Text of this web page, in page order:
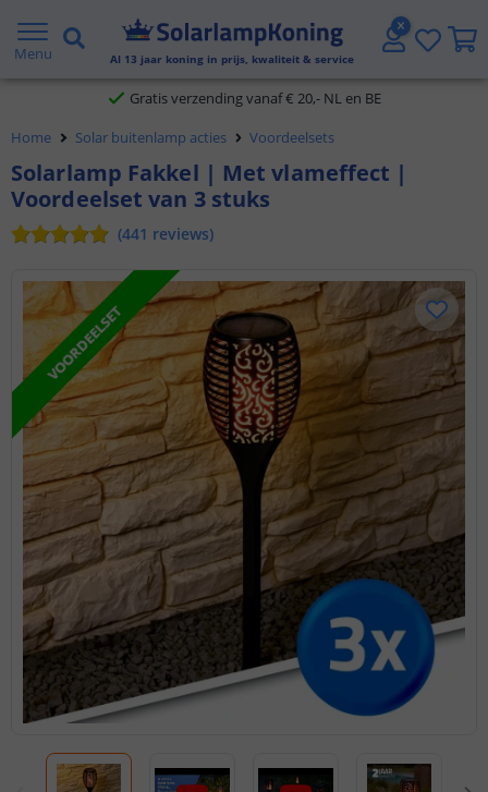
Menu Al 13 jaar koning in prijs, kwaliteit & service
Gratis verzending vanaf € 20,- NL en BE
Klantbeoordeling 9.1
Voor 23:45 uur besteld, morgen in huis
Home Solar buitenlamp acties Voordeelsets
Solarlamp Fakkel | Met vlameffect |
Voordeelset van 3 stuks
(441 reviews)
VOORDEELSET